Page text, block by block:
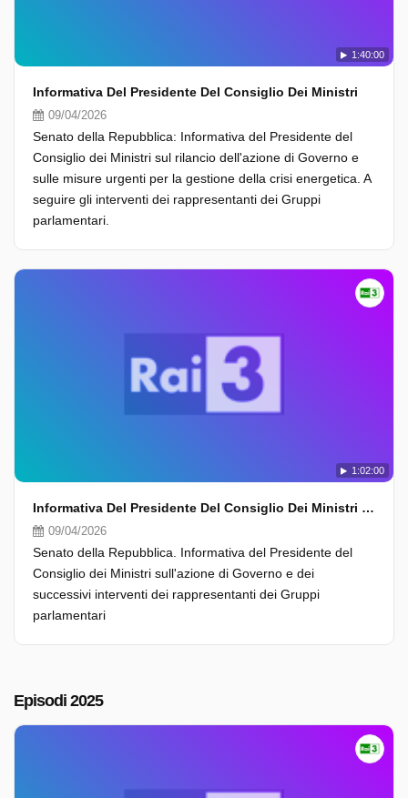
1:40:00
Informativa Del Presidente Del Consiglio Dei Ministri
09/04/2026
Senato della Repubblica: Informativa del Presidente del
Consiglio dei Ministri sul rilancio dell'azione di Governo e
sulle misure urgenti per la gestione della crisi energetica. A
seguire gli interventi dei rappresentanti dei Gruppi
parlamentari.
1:02:00
Informativa Del Presidente Del Consiglio Dei Ministri Sull'azione Di Governo E Dei Successivi Interventi Dei Rappresentanti Dei Gruppi Parlament...
09/04/2026
Senato della Repubblica. Informativa del Presidente del
Consiglio dei Ministri sull'azione di Governo e dei
successivi interventi dei rappresentanti dei Gruppi
parlamentari
Episodi 2025